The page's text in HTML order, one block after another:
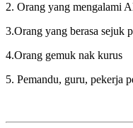
2. Orang yang mengalami
3.Orang yang berasa sejuk
4.Orang gemuk nak kurus
5. Pemandu, guru, pekerja